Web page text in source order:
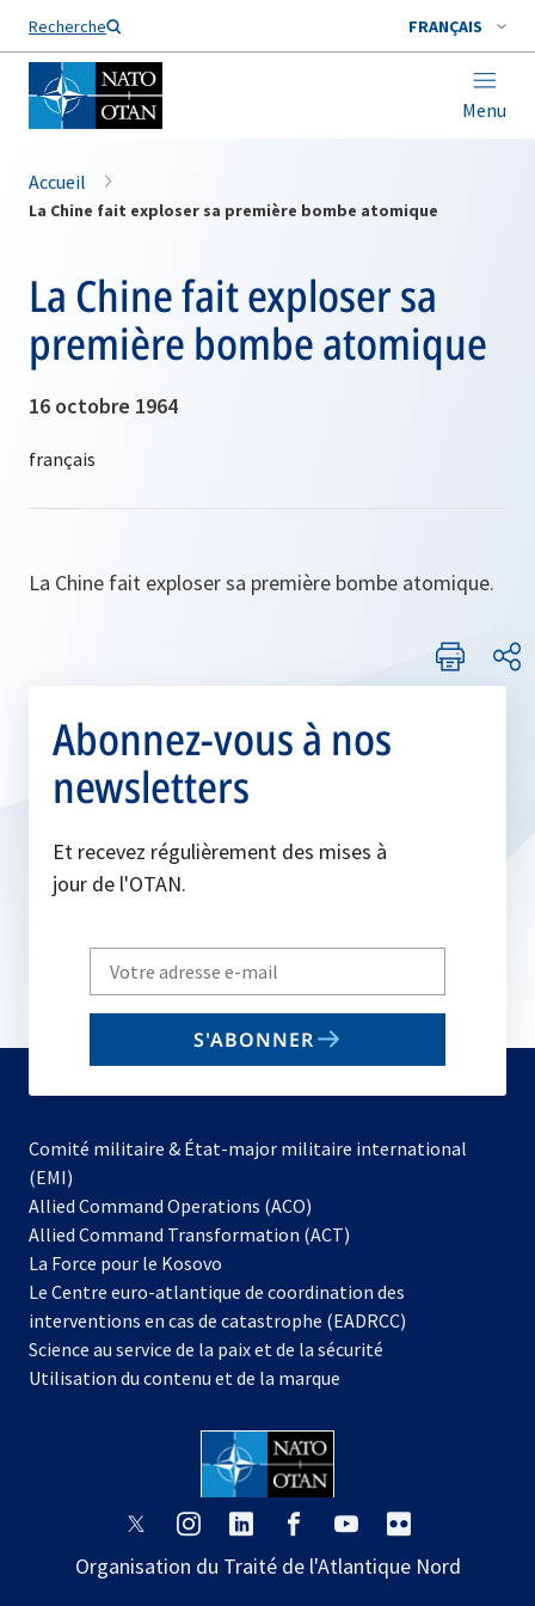
Recherche FRANÇAIS
Menu
Nom de famille*
Accueil
La Chine fait exploser sa première bombe atomique
La Chine fait exploser sa
première bombe atomique
16 octobre 1964
La Chine fait exploser sa première bombe atomique.
Abonnez-vous à nos
newsletters
Et recevez régulièrement des mises à
jour de l'OTAN.
Write
your
email
S'ABONNER
Comité militaire & État-major militaire international
(EMI)
Allied Command Operations (ACO)
dans
nouvel
onglet
Allied Command Transformation (ACT)
La Force pour le Kosovo
dans
un
nouvel
onglet
Le Centre euro-atlantique de coordination des
interventions en cas de catastrophe (EADRCC)
Science au service de la paix et de la sécurité
Utilisation du contenu et de la marque
s’ouvre
un
s’ouvre
un
s’ouvre
un
s’ouvre
un
s’ouvre
un
un
Organisation du Traité de l'Atlantique Nord